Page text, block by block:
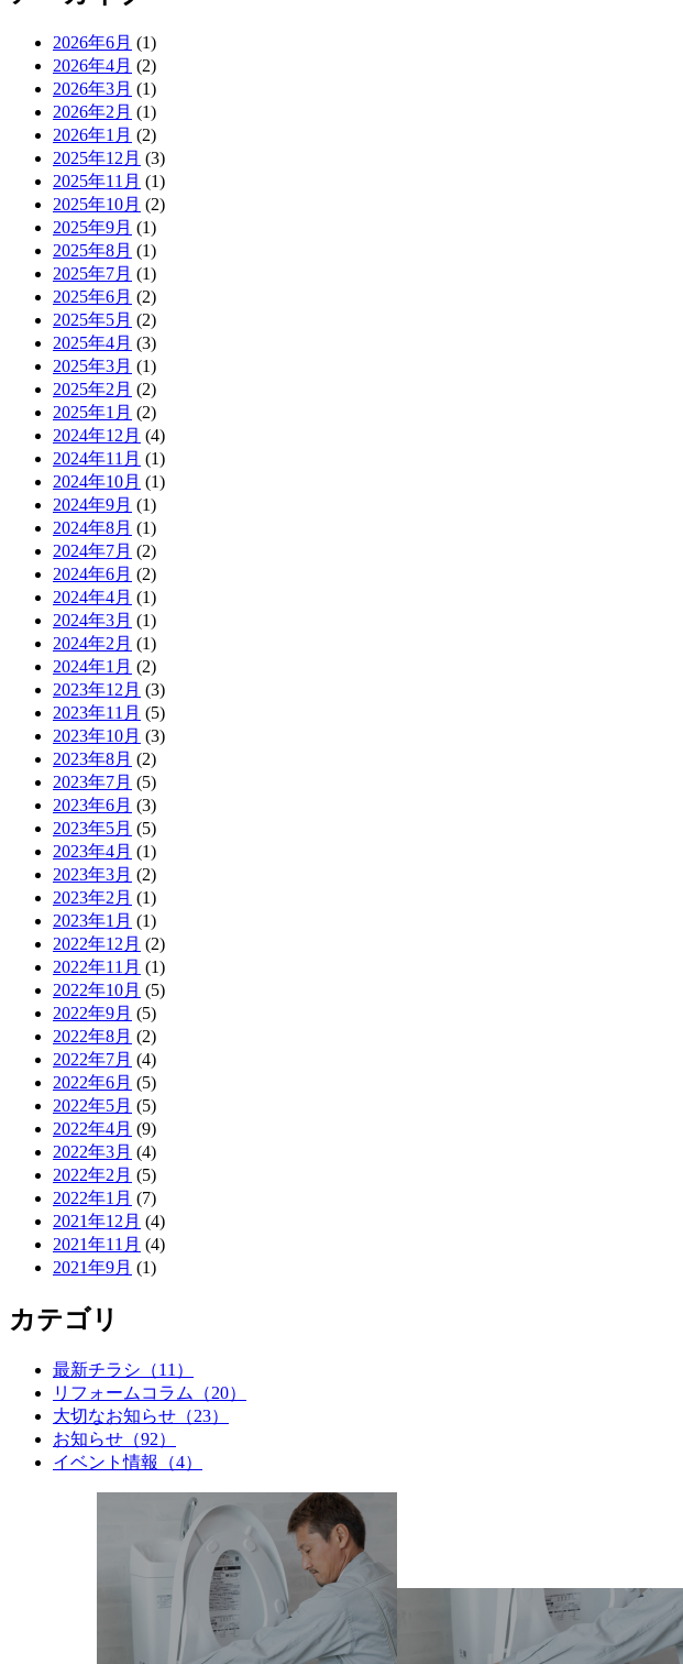
2026年6月 (1)
2026年4月 (2)
2026年3月 (1)
2026年2月 (1)
2026年1月 (2)
2025年12月 (3)
2025年11月 (1)
2025年10月 (2)
2025年9月 (1)
2025年8月 (1)
2025年7月 (1)
2025年6月 (2)
2025年5月 (2)
2025年4月 (3)
2025年3月 (1)
2025年2月 (2)
2025年1月 (2)
2024年12月 (4)
2024年11月 (1)
2024年10月 (1)
2024年9月 (1)
2024年8月 (1)
2024年7月 (2)
2024年6月 (2)
2024年4月 (1)
2024年3月 (1)
2024年2月 (1)
2024年1月 (2)
2023年12月 (3)
2023年11月 (5)
2023年10月 (3)
2023年8月 (2)
2023年7月 (5)
2023年6月 (3)
2023年5月 (5)
2023年4月 (1)
2023年3月 (2)
2023年2月 (1)
2023年1月 (1)
2022年12月 (2)
2022年11月 (1)
2022年10月 (5)
2022年9月 (5)
2022年8月 (2)
2022年7月 (4)
2022年6月 (5)
2022年5月 (5)
2022年4月 (9)
2022年3月 (4)
2022年2月 (5)
2022年1月 (7)
2021年12月 (4)
2021年11月 (4)
2021年9月 (1)
カテゴリ
最新チラシ（11）
リフォームコラム（20）
大切なお知らせ（23）
お知らせ（92）
イベント情報（4）